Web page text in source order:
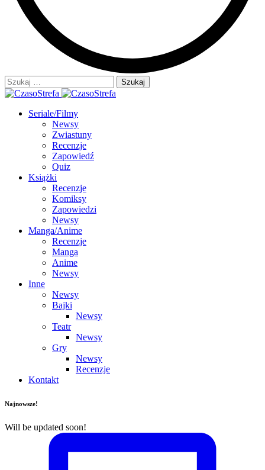
Szukaj:
Seriale/Filmy
Newsy
Zwiastuny
Recenzje
Zapowiedź
Quiz
Książki
Recenzje
Komiksy
Zapowiedzi
Newsy
Manga/Anime
Recenzje
Manga
Anime
Newsy
Inne
Newsy
Bajki
Newsy
Teatr
Newsy
Gry
Newsy
Recenzje
Kontakt
Najnowsze!
Will be updated soon!